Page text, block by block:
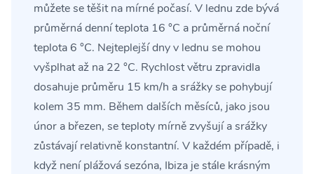
můžete se těšit na mírné počasí. V lednu zde bývá
průměrná denní teplota 16 °C a průměrná noční
teplota 6 °C. Nejteplejší dny v lednu se mohou
vyšplhat až na 22 °C. Rychlost větru zpravidla
dosahuje průměru 15 km/h a srážky se pohybují
kolem 35 mm. Během dalších měsíců, jako jsou
únor a březen, se teploty mírně zvyšují a srážky
zůstávají relativně konstantní. V každém případě, i
když není plážová sezóna, Ibiza je stále krásným